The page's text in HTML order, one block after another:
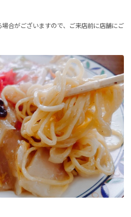
合がございますので、ご来店前に店舗にご